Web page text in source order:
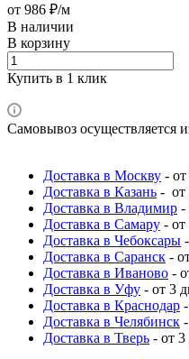
от 986 ₽/м
В наличии
В корзину
Купить в 1 клик
Самовывоз осуществляется
Доставка в Москву -
Доставка в Казань - от
Доставка в Владимир -
Доставка в Самару - от
Доставка в Чебоксары
Доставка в Саранск -
Доставка в Иваново -
Доставка в Уфу - от 3
Доставка в Краснодар
Доставка в Челябинск
Доставка в Тверь - от 3